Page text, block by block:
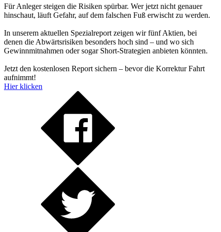
Für Anleger steigen die Risiken spürbar. Wer jetzt nicht genauer
hinschaut, läuft Gefahr, auf dem falschen Fuß erwischt zu werden.
In unserem aktuellen Spezialreport zeigen wir fünf Aktien, bei
denen die Abwärtsrisiken besonders hoch sind – und wo sich
Gewinnmitnahmen oder sogar Short-Strategien anbieten könnten.
Jetzt den kostenlosen Report sichern – bevor die Korrektur Fahrt
aufnimmt!
Hier klicken